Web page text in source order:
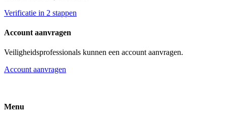
Verificatie in 2 stappen
Account aanvragen
Veiligheidsprofessionals kunnen een account aanvragen.
Account aanvragen
Menu